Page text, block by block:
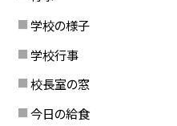
学校の様子
学校行事
校長室の窓
今日の給食